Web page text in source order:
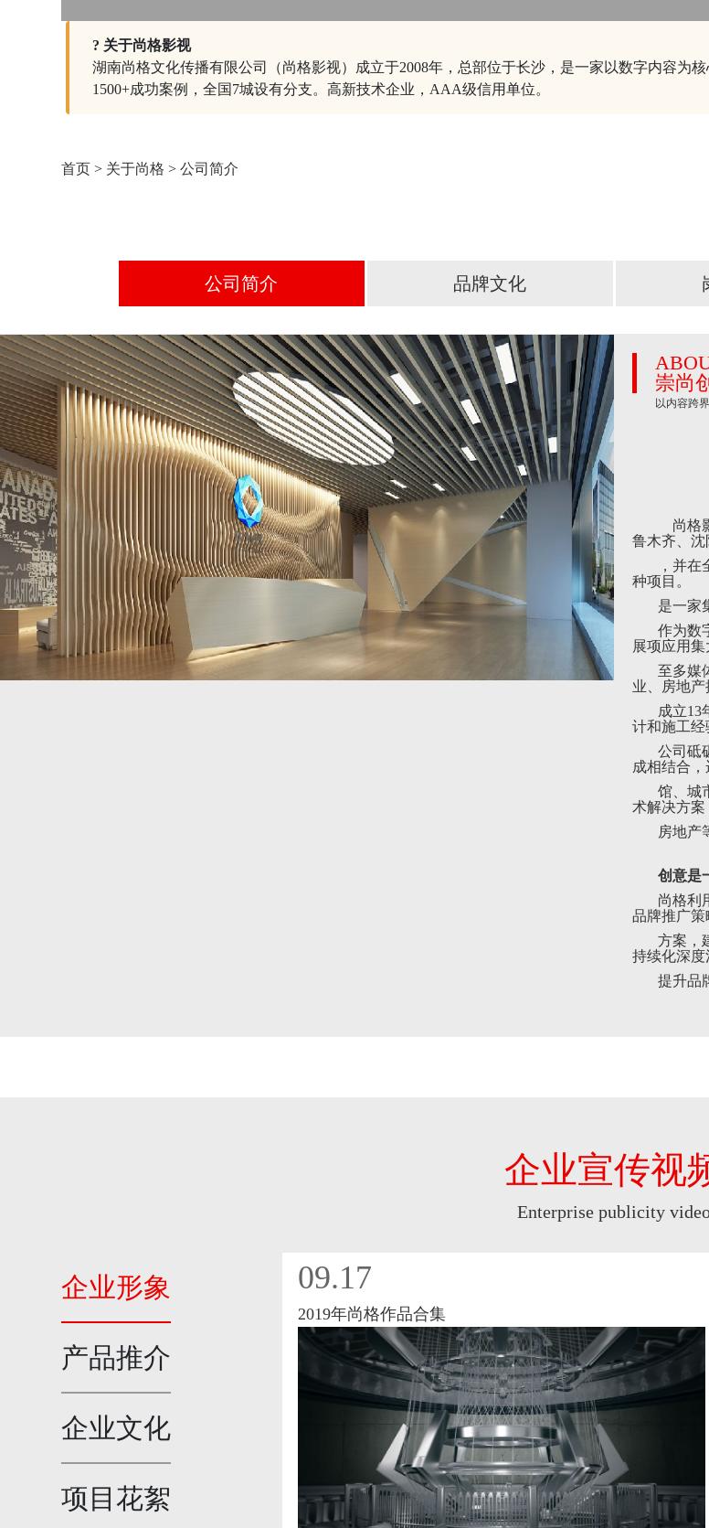
? 关于尚格影视
湖南尚格文化传播有限公司（尚格影视）成立于2008年，总部位于长沙，是一家以数字内容为
1500+成功案例，全国7城设有分支。高新技术企业，AAA级信用单位。
首页 > 关于尚格 >公司简介
公司简介 品牌文化
崇尚
以内容跨
尚格
鲁木齐、沈
，并
种项目。
是一家
作为数
展项应用
至多媒
业、房地产
成立13
计和施工经
公司砥
成相结合
馆、城
术解决方案
房地产
创意是
尚格利
品牌推广
方案，
持续化深
提升品
企业宣传视
Enterprise publicity
企业形象
产品推介
企业文化
项目花絮
09.17
2019年尚格作品合集